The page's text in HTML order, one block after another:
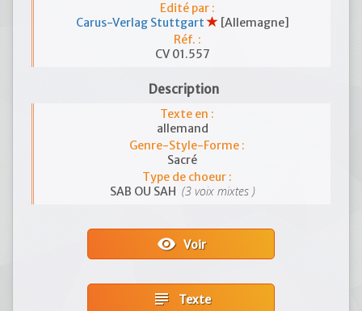
Edité par :
Carus-Verlag Stuttgart
[Allemagne]
Réf. :
CV 01.557
Description
Texte en :
allemand
Genre-Style-Forme :
Sacré
Type de choeur :
SAB OU SAH (3 voix mixtes )
visibilityVoir
subject Texte